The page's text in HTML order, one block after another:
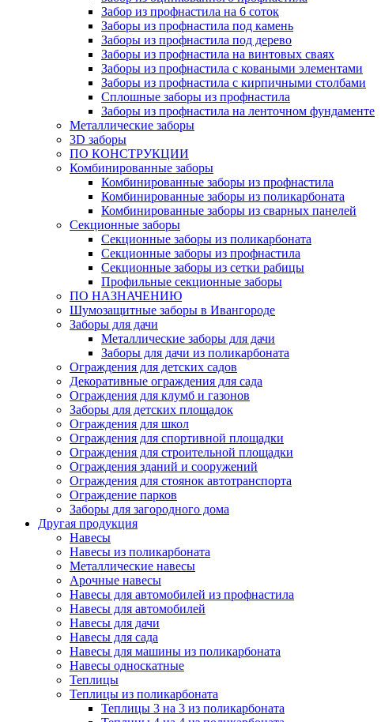
Забор из профнастила на 6 соток
Заборы из профнастила под камень
Заборы из профнастила под дерево
Заборы из профнастила на винтовых сваях
Заборы из профнастила с коваными элементами
Заборы из профнастила с кирпичными столбами
Сплошные заборы из профнастила
Заборы из профнастила на ленточном фундаменте
Металлические заборы
3D заборы
ПО КОНСТРУКЦИИ
Комбинированные заборы
Комбинированные заборы из профнастила
Комбинированные заборы из поликарбоната
Комбинированные заборы из сварных панелей
Секционные заборы
Секционные заборы из поликарбоната
Секционные заборы из профнастила
Секционные заборы из сетки рабицы
Профильные секционные заборы
ПО НАЗНАЧЕНИЮ
Шумозащитные заборы в Ивангороде
Заборы для дачи
Металлические заборы для дачи
Заборы для дачи из поликарбоната
Ограждения для детских садов
Декоративные ограждения для сада
Ограждения для клумб и газонов
Заборы для детских площадок
Ограждения для школ
Ограждения для спортивной площадки
Ограждения для строительной площадки
Ограждения зданий и сооружений
Ограждения для стоянок автотранспорта
Ограждение парков
Заборы для загородного дома
Другая продукция
Навесы
Навесы из поликарбоната
Металлические навесы
Арочные навесы
Навесы для автомобилей из профнастила
Навесы для автомобилей
Навесы для дачи
Навесы для сада
Навесы для машины из поликарбоната
Навесы односкатные
Теплицы
Теплицы из поликарбоната
Теплицы 3 на 3 из поликарбоната